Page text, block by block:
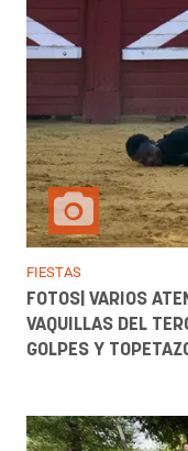
FIESTAS
FOTOS| VARIOS
VAQUILLAS DEL
GOLPES Y